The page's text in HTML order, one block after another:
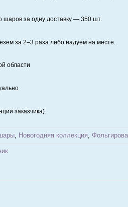
шаров за одну доставку — 350 шт.
за 2–3 раза либо надуем на месте.
области
заказчика).
, Новогодняя коллекция